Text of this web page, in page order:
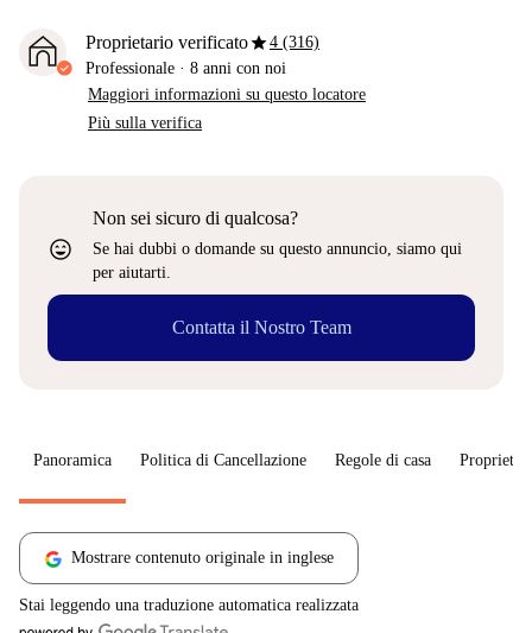
Proprietario verificatostar4 (316)
Professionale · 8 anni con noi
Maggiori informazioni su questo locatore
Più sulla verifica
sentiment_very_satisfied
Non sei sicuro di qualcosa?
Se hai dubbi o domande su questo annuncio, siamo qui
per aiutarti.
Contatta il Nostro Team
Panoramica Politica di Cancellazione Regole di casa
Mostrare contenuto originale in inglese
Stai leggendo una traduzione automatica realizzata